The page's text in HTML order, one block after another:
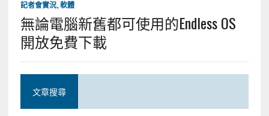
記者會實況, 軟體
無論電腦新舊都可使用的Endless OS
開放免費下載
文章搜尋